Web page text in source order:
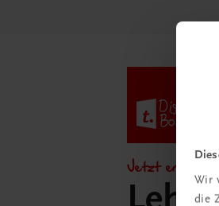
Wir
die
Jetzt entdecken!